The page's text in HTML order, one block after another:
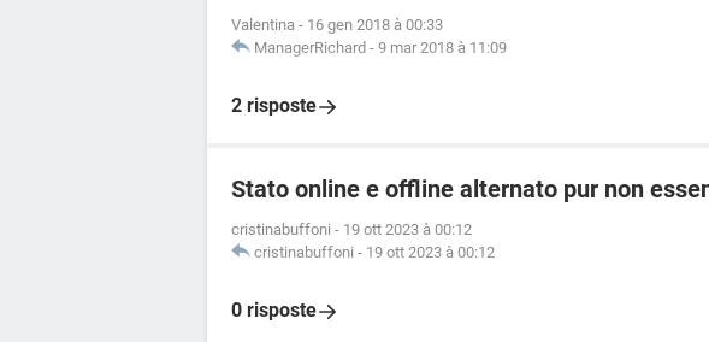
Valentina - 16 gen 2018 à 00:33
ManagerRichard - 9 mar 2018 à 11:09
2 risposte
Stato online e offline alternato pur non
cristinabuffoni - 19 ott 2023 à 00:12
cristinabuffoni - 19 ott 2023 à 00:12
0 risposte